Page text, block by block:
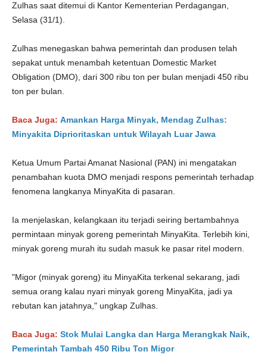
Zulhas saat ditemui di Kantor Kementerian Perdagangan,
Selasa (31/1).
Zulhas menegaskan bahwa pemerintah dan produsen telah
sepakat untuk menambah ketentuan Domestic Market
Obligation (DMO), dari 300 ribu ton per bulan menjadi 450 ribu
ton per bulan.
Baca Juga: Amankan Harga Minyak, Mendag Zulhas:
Minyakita Diprioritaskan untuk Wilayah Luar Jawa
Ketua Umum Partai Amanat Nasional (PAN) ini mengatakan
penambahan kuota DMO menjadi respons pemerintah terhadap
fenomena langkanya MinyaKita di pasaran.
Ia menjelaskan, kelangkaan itu terjadi seiring bertambahnya
permintaan minyak goreng pemerintah MinyaKita. Terlebih kini,
minyak goreng murah itu sudah masuk ke pasar ritel modern.
"Migor (minyak goreng) itu MinyaKita terkenal sekarang, jadi
semua orang kalau nyari minyak goreng MinyaKita, jadi ya
rebutan kan jatahnya," ungkap Zulhas.
Baca Juga: Stok Mulai Langka dan Harga Merangkak Naik,
Pemerintah Tambah 450 Ribu Ton Migor